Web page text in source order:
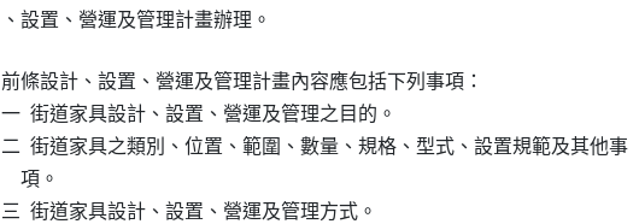
、設置、營運及管理計畫辦理。
前條設計、設置、營運及管理計畫內容應包括下列事項：
一  街道家具設計、設置、營運及管理之目的。
二  街道家具之類別、位置、範圍、數量、規格、型式、設置規範及其他事
    項。
三  街道家具設計、設置、營運及管理方式。